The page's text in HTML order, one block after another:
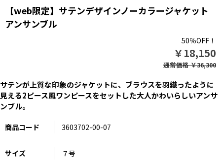
【web限定】サテンデザインノーカラージャケット
アンサンブル
サテンが上質な印象のジャケットに、ブラウスを羽織ったように
見える2ピース風ワンピースをセットした大人かわいらしいアンサ
ンブル。
50％OFF！
￥18,150
通常価格￥36,300
商品コード 3603702-00-07
サイズ ７号